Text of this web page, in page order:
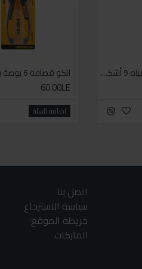
توتال مسدس رش مياه 9 أشكال
225.00LE
اضافة للسلة
60.00LE
اضافة للسلة
اتصل بنا
سياسة الاسترجاع
خريطة الموقع
الماركات